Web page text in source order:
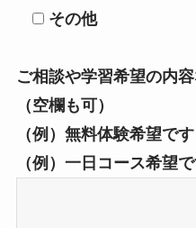
その他
ご相談や学習希望の内
（空欄も可）
（例）無料体験希望です
（例）一日コース希望